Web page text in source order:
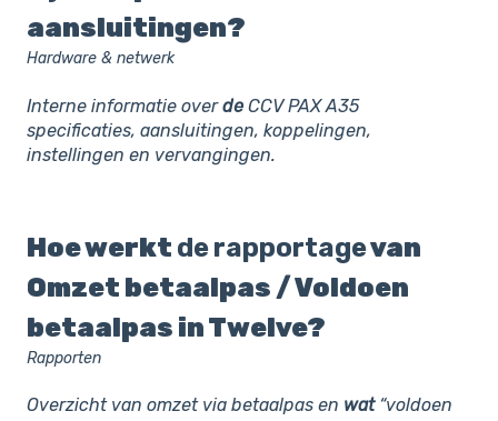
aansluitingen?
Hardware & netwerk
Interne informatie overde CCV PAX A35
specificaties, aansluitingen, koppelingen,
instellingen en vervangingen.
Hoe werkt derapportagevan
Omzet betaalpas / Voldoen
betaalpas in Twelve?
Rapporten
Overzicht van omzet via betaalpas en wat“voldoen